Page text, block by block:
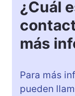
¿Cuál
más
Para más
pueden